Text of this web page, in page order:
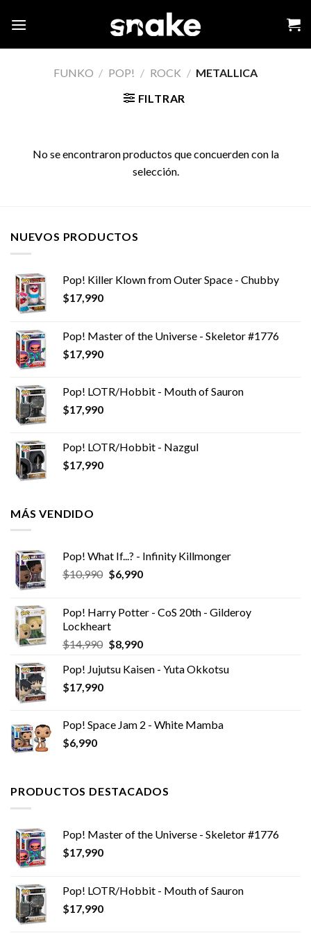
FUNKO / POP! / ROCK / METALLICA
FILTRAR
No se encontraron productos que concuerden con la
selección.
NUEVOS PRODUCTOS
Pop! Killer Klown from Outer Space - Chubby
$17,990
Pop! Master of the Universe - Skeletor #1776
$17,990
Pop! LOTR/Hobbit - Mouth of Sauron
$17,990
Pop! LOTR/Hobbit - Nazgul
$17,990
MÁS VENDIDO
Pop! What If...? - Infinity Killmonger
$10,990 El
era:
$10,990.
$6,990El
es:
Pop! Harry Potter - CoS 20th - Gilderoy
Lockheart
$14,990 El
original
$8,990El
actual
Pop! Jujutsu Kaisen - Yuta Okkotsu
$17,990
Pop! Space Jam 2 - White Mamba
$6,990
PRODUCTOS DESTACADOS
Pop! Master of the Universe - Skeletor #1776
$17,990
Pop! LOTR/Hobbit - Mouth of Sauron
$17,990